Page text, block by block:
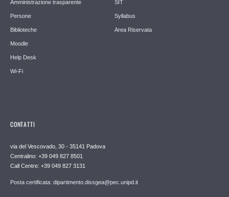
Amministrazione trasparente
Persone
Biblioteche
Moodle
Help Desk
Wi-Fi
SIT
Syllabus
Area Riservata
CONTATTI
via del Vescovado, 30 - 35141 Padova
Centralino: +39 049 827 8501
Call Centre: +39 049 827 3131
Posta certificata: dipartimento.dissgea@pec.unipd.it